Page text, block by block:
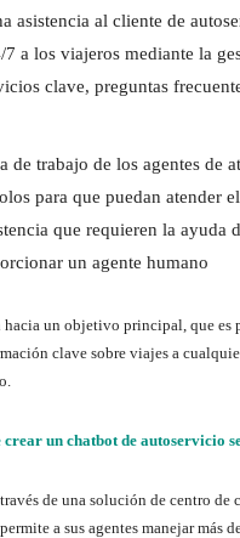
asistencia al cliente de
7 a los viajeros mediante la
clave, preguntas
de trabajo de los agentes de
para que puedan atender
que requieren la ayuda
un agente humano
hacia un objetivo principal, que es
clave sobre viajes a
crear un chatbot de autoservicio
de una solución de centro de
a sus agentes manejar más